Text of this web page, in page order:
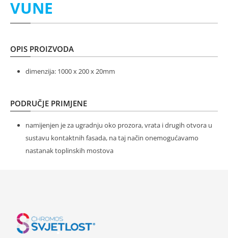
VUNE
OPIS PROIZVODA
dimenzija: 1000 x 200 x 20mm
PODRUČJE PRIMJENE
namijenjen je za ugradnju oko prozora, vrata i drugih otvora u
sustavu kontaktnih fasada, na taj način onemogućavamo
nastanak toplinskih mostova